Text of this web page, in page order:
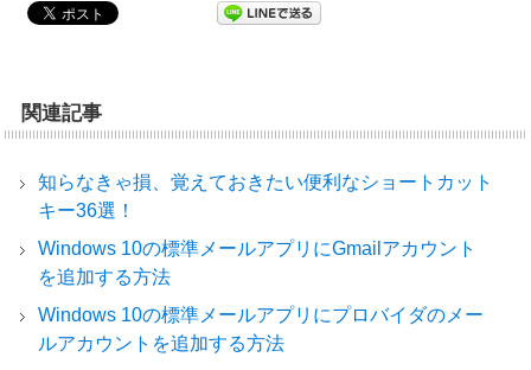
関連記事
知らなきゃ損、覚えておきたい便利なショートカット
キー36選！
Windows 10の標準メールアプリにGmailアカウント
を追加する方法
Windows 10の標準メールアプリにプロバイダのメー
ルアカウントを追加する方法